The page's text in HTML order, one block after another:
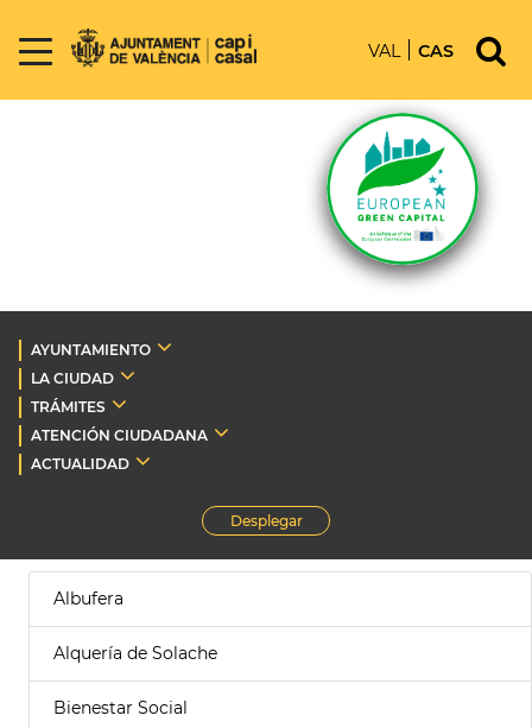
VAL CAS
AYUNTAMIENTO
LA CIUDAD
TRÁMITES
ATENCIÓN CIUDADANA
ACTUALIDAD
Desplegar
Albufera
Alquería de Solache
Bienestar Social